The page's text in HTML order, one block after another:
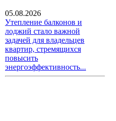
05.08.2026
Утепление балконов и
лоджий стало важной
задачей для владельцев
квартир, стремящихся
повысить
энергоэффективность...